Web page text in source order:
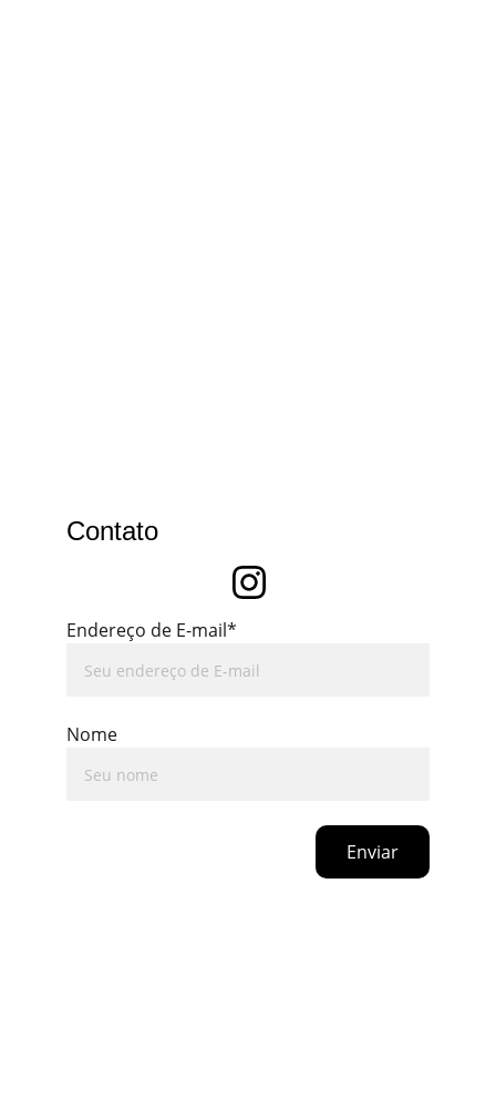
Contato
Endereço de E-mail*
Nome
Enviar